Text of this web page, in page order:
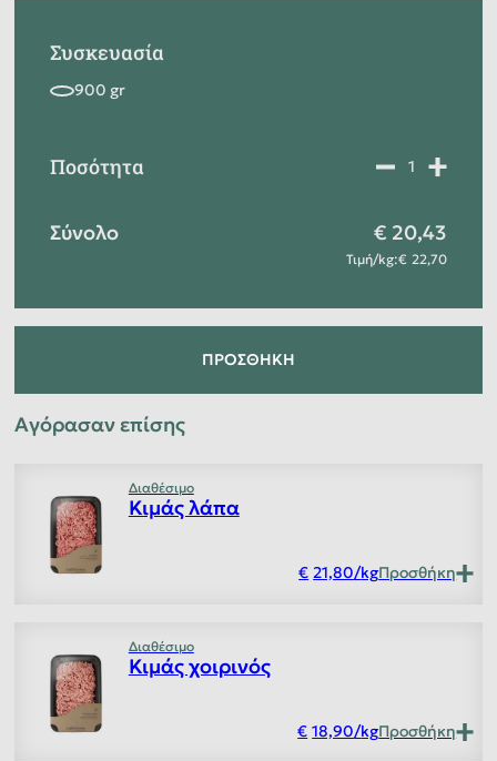
Συσκευασία
Ποσότητα
Σύνολο 20,43
Τιμή/kg: 22,70
ΠΡΟΣΘΉΚΗ
Αγόρασαν επίσης
Διαθέσιμο
Κιμάς λάπα
21,80/kgΠροσθήκη
Διαθέσιμο
Κιμάς χοιρινός
18,90/kgΠροσθήκη